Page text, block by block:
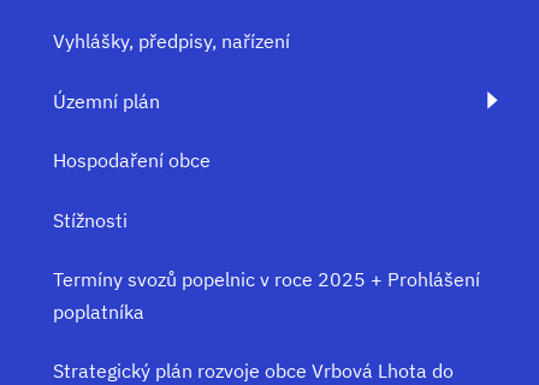
Vyhlášky, předpisy, nařízení
Územní plán
Hospodaření obce
Stížnosti
Termíny svozů popelnic v roce 2025 + Prohlášení
poplatníka
Strategický plán rozvoje obce Vrbová Lhota do